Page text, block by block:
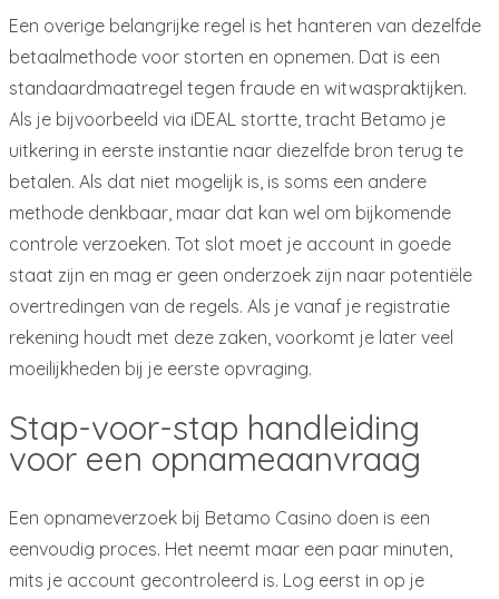
Een overige belangrijke regel is het hanteren van dezelfde
betaalmethode voor storten en opnemen. Dat is een
standaardmaatregel tegen fraude en witwaspraktijken.
Als je bijvoorbeeld via iDEAL stortte, tracht Betamo je
uitkering in eerste instantie naar diezelfde bron terug te
betalen. Als dat niet mogelijk is, is soms een andere
methode denkbaar, maar dat kan wel om bijkomende
controle verzoeken. Tot slot moet je account in goede
staat zijn en mag er geen onderzoek zijn naar potentiële
overtredingen van de regels. Als je vanaf je registratie
rekening houdt met deze zaken, voorkomt je later veel
moeilijkheden bij je eerste opvraging.
Stap-voor-stap handleiding
voor een opnameaanvraag
Een opnameverzoek bij Betamo Casino doen is een
eenvoudig proces. Het neemt maar een paar minuten,
mits je account gecontroleerd is. Log eerst in op je